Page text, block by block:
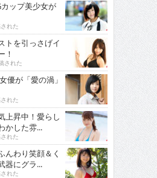
ップ美少女が
れた
を引っさげイ
！
された
が「愛の渦」
れた
昇中！愛らし
かした雰...
れた
わり笑顔＆く
器にグラ...
れた